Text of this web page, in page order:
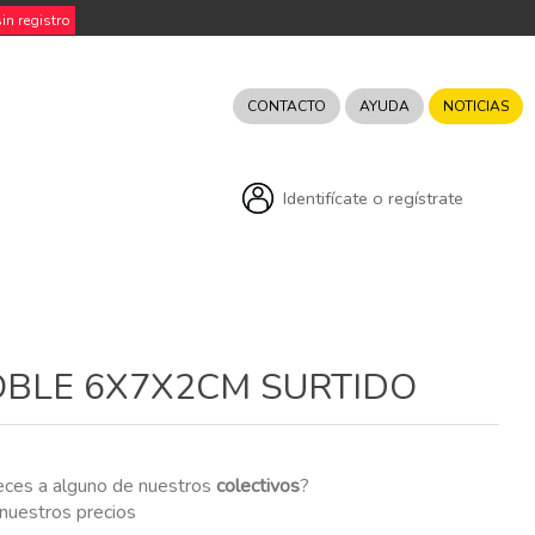
registro
CONTACTO AYUDA NOTICIAS
Identifícate o regístrate
6X7X2CM SURTIDO
a alguno de nuestroscolectivos?
precios